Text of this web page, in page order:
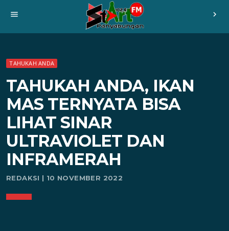
menu chevron_right
TAHUKAH ANDA
TAHUKAH ANDA, IKAN
MAS TERNYATA BISA
LIHAT SINAR
ULTRAVIOLET DAN
INFRAMERAH
REDAKSI | 10 NOVEMBER 2022